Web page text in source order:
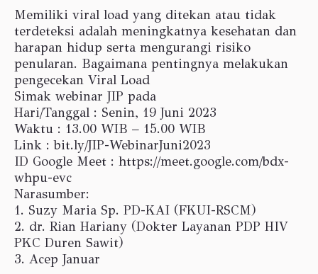
Memiliki viral load yang ditekan atau tidak
terdeteksi adalah meningkatnya kesehatan dan
harapan hidup serta mengurangi risiko
penularan. Bagaimana pentingnya melakukan
pengecekan Viral Load
Simak webinar JIP pada
Hari/Tanggal : Senin, 19 Juni 2023
Waktu : 13.00 WIB – 15.00 WIB
Link : bit.ly/JIP-WebinarJuni2023
ID Google Meet : https://meet.google.com/bdx-
whpu-evc
Narasumber:
1. Suzy Maria Sp. PD-KAI (FKUI-RSCM)
2. dr. Rian Hariany (Dokter Layanan PDP HIV
PKC Duren Sawit)
3. Acep Januar